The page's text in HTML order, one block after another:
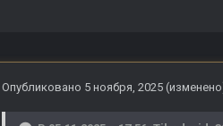
Опубликовано 5 ноября, 2025